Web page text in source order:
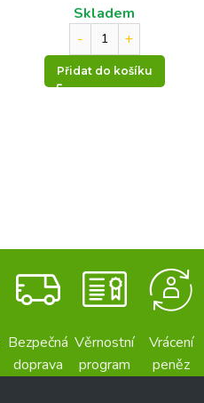
Skladem
Přidat do košíku
Bezpečná
doprava
Věrnostní
program
Vrácení
peněz